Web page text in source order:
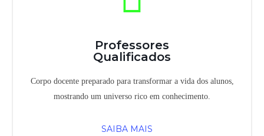
Professores
Qualificados
Corpo docente preparado para transformar a vida dos alunos,
mostrando um universo rico em conhecimento.
SAIBA MAIS